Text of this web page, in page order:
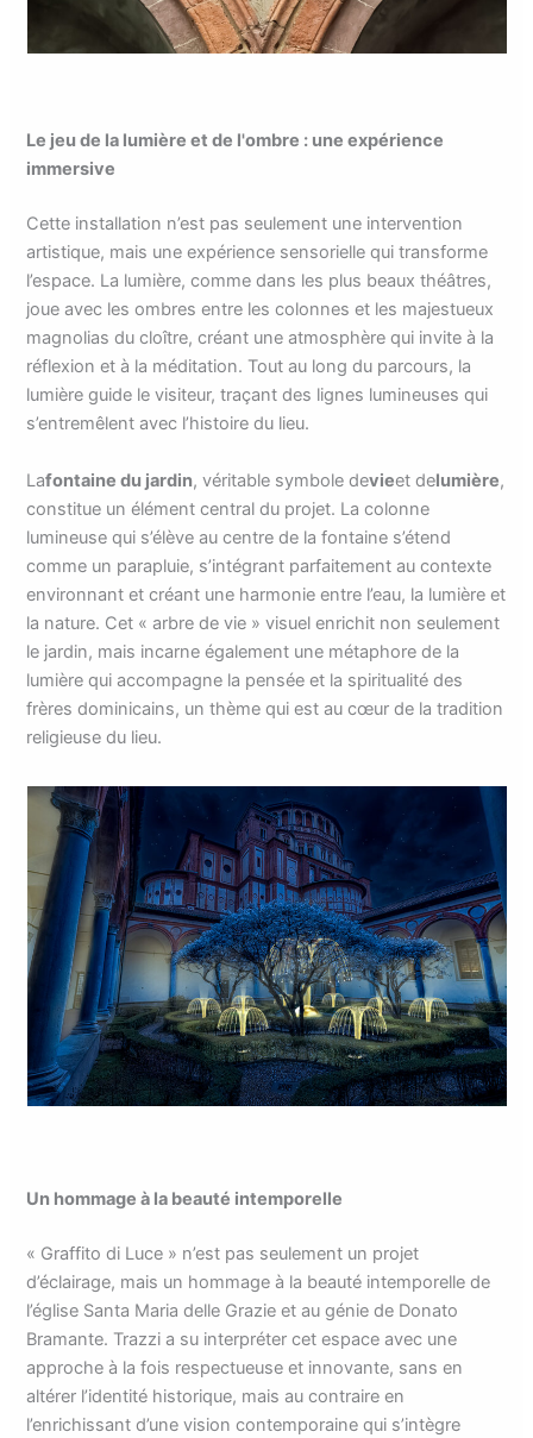
Le jeu de la lumière et de l'ombre : une expérience
immersive
Cette installation n’est pas seulement une intervention
artistique, mais une expérience sensorielle qui transforme
l’espace. La lumière, comme dans les plus beaux théâtres,
joue avec les ombres entre les colonnes et les majestueux
magnolias du cloître, créant une atmosphère qui invite à la
réflexion et à la méditation. Tout au long du parcours, la
lumière guide le visiteur, traçant des lignes lumineuses qui
s’entremêlent avec l’histoire du lieu.
Lafontaine du jardin, véritable symbole devieet delumière,
constitue un élément central du projet. La colonne
lumineuse qui s’élève au centre de la fontaine s’étend
comme un parapluie, s’intégrant parfaitement au contexte
environnant et créant une harmonie entre l’eau, la lumière et
la nature. Cet « arbre de vie » visuel enrichit non seulement
le jardin, mais incarne également une métaphore de la
lumière qui accompagne la pensée et la spiritualité des
frères dominicains, un thème qui est au cœur de la tradition
religieuse du lieu.
Un hommage à la beauté intemporelle
« Graffito di Luce » n’est pas seulement un projet
d’éclairage, mais un hommage à la beauté intemporelle de
l’église Santa Maria delle Grazie et au génie de Donato
Bramante. Trazzi a su interpréter cet espace avec une
approche à la fois respectueuse et innovante, sans en
altérer l’identité historique, mais au contraire en
l’enrichissant d’une vision contemporaine qui s’intègre